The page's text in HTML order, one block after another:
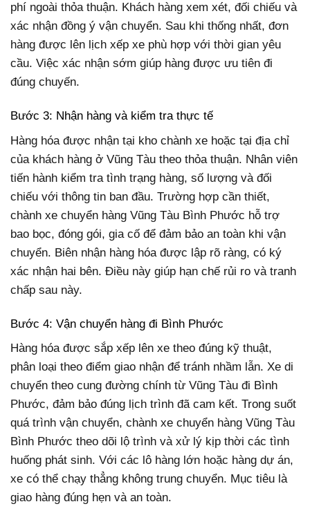
phí ngoài thỏa thuận. Khách hàng xem xét, đối chiếu và
xác nhận đồng ý vận chuyển. Sau khi thống nhất, đơn
hàng được lên lịch xếp xe phù hợp với thời gian yêu
cầu. Việc xác nhận sớm giúp hàng được ưu tiên đi
đúng chuyến.
Bước 3: Nhận hàng và kiểm tra thực tế
Hàng hóa được nhận tại kho chành xe hoặc tại địa chỉ
của khách hàng ở Vũng Tàu theo thỏa thuận. Nhân viên
tiến hành kiểm tra tình trạng hàng, số lượng và đối
chiếu với thông tin ban đầu. Trường hợp cần thiết,
chành xe chuyển hàng Vũng Tàu Bình Phước hỗ trợ
bao bọc, đóng gói, gia cố để đảm bảo an toàn khi vận
chuyển. Biên nhận hàng hóa được lập rõ ràng, có ký
xác nhận hai bên. Điều này giúp hạn chế rủi ro và tranh
chấp sau này.
Bước 4: Vận chuyển hàng đi Bình Phước
Hàng hóa được sắp xếp lên xe theo đúng kỹ thuật,
phân loại theo điểm giao nhận để tránh nhầm lẫn. Xe di
chuyển theo cung đường chính từ Vũng Tàu đi Bình
Phước, đảm bảo đúng lịch trình đã cam kết. Trong suốt
quá trình vận chuyển, chành xe chuyển hàng Vũng Tàu
Bình Phước theo dõi lộ trình và xử lý kịp thời các tình
huống phát sinh. Với các lô hàng lớn hoặc hàng dự án,
xe có thể chạy thẳng không trung chuyển. Mục tiêu là
giao hàng đúng hẹn và an toàn.